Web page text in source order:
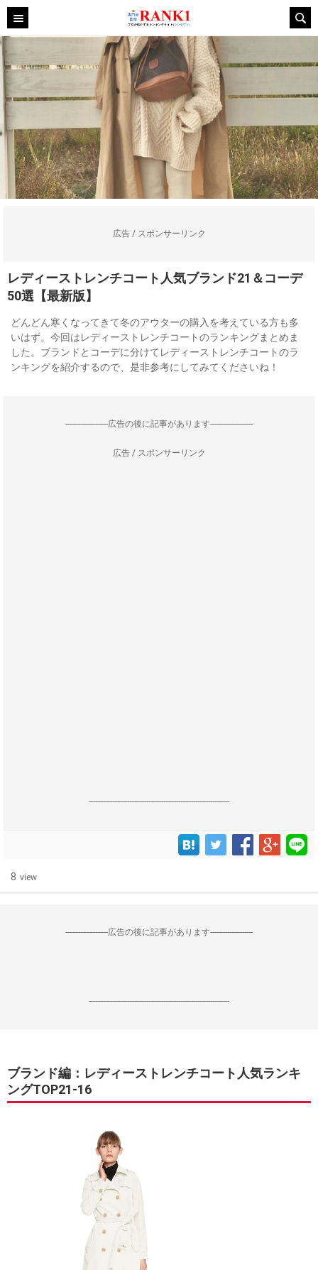
広告 / スポンサーリンク
レディーストレンチコート人気ブランド21＆コーデ
50選【最新版】
どんどん寒くなってきて冬のアウターの購入を考えている方も多
いはず。今回はレディーストレンチコートのランキングまとめま
した。ブランドとコーデに分けてレディーストレンチコートのラ
ンキングを紹介するので、是非参考にしてみてくださいね！
--------------------広告の後に記事があります--------------------
広告 / スポンサーリンク
------------------------------------------------------------------
8 view
--------------------広告の後に記事があります--------------------
------------------------------------------------------------------
ブランド編：レディーストレンチコート人気ランキ
ングTOP21-16